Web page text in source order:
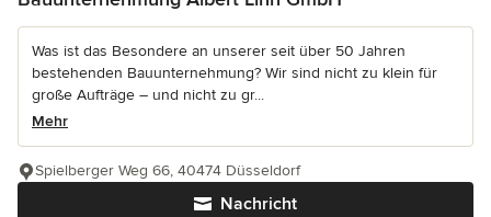
Was ist das Besondere an unserer seit über 50 Jahren
bestehenden Bauunternehmung? Wir sind nicht zu klein für
große Aufträge – und nicht zu gr...
Mehr
Nachricht
Spielberger Weg 66, 40474 Düsseldorf